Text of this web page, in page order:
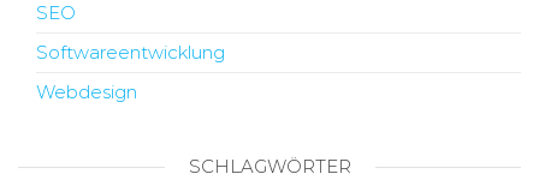
SEO
Softwareentwicklung
Webdesign
SCHLAGWÖRTER